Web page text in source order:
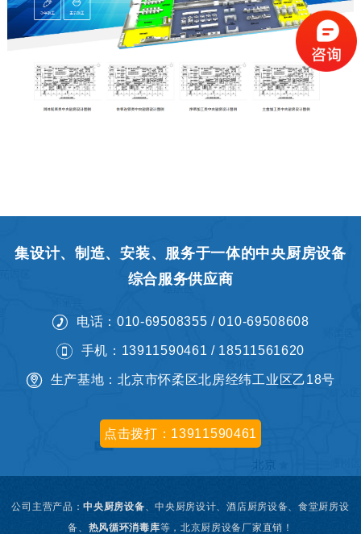
集设计、制造、安装、服务于一体的中央厨房设备
综合服务供应商
电话：010-69508355 / 010-69508608
手机：13911590461 / 18511561620
生产基地：北京市怀柔区北房经纬工业区乙18号
点击拨打：13911590461
公司主营产品：中央厨房设备、中央厨房设计、酒店厨房设备、食堂厨房设
备、 热风循环消毒库等，北京厨房设备厂家直销！